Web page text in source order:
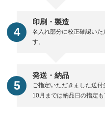
印刷・製造
名入れ部分に校正確認いた
す。
発送・納品
ご指定いただきました送付
10月までは納品日の指定も